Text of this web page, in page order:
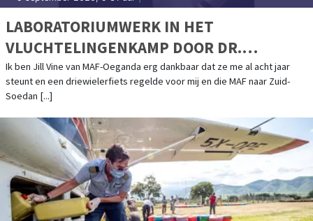
LABORATORIUMWERK IN HET
VLUCHTELINGENKAMP DOOR DR.
JACKSON IN ZIJN DRIEWIELERFIETS
Ik ben Jill Vine van MAF-Oeganda erg dankbaar dat ze me al acht jaar
steunt en een driewielerfiets regelde voor mij en die MAF naar Zuid-
Soedan [...]